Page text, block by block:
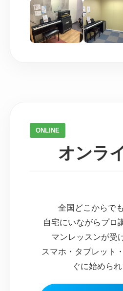
4
濃いグレ
入ります
横にTAISHIN
ビルと書かれたビ
あります。
で、5階へ上がりま
5
受付で予
えくださ
ONLINE
オンラ
全国どこからで
自宅にいながらプロ
マンレッスンが受
スマホ・タブレット
ぐに始められ